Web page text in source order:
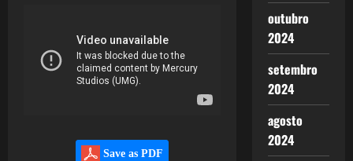
Save as PDF
outubro
2024
setembro
2024
agosto
2024